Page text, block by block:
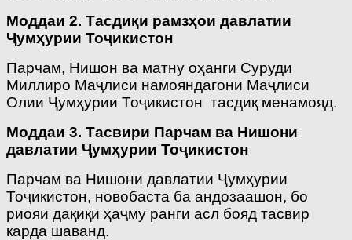
Моддаи 2. Тасдиқи рамзҳои давлатии
Ҷумҳурии Тоҷикистон
Парчам, Нишон ва матну оҳанги Суруди
Миллиро Маҷлиси намояндагони Маҷлиси
Олии Ҷумҳурии Тоҷикистон тасдиқ менамояд.
Моддаи 3. Тасвири Парчам ва Нишони
давлатии Ҷумҳурии Тоҷикистон
Парчам ва Нишони давлатии Ҷумҳурии
Тоҷикистон, новобаста ба андозаашон, бо
риояи дақиқи ҳаҷму ранги асл бояд тасвир
карда шаванд.